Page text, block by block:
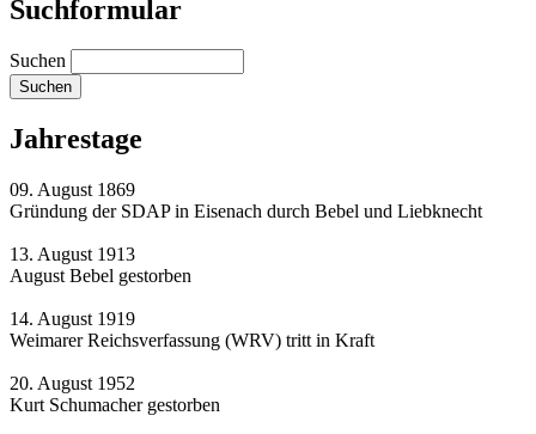
Suchformular
Suchen
Jahrestage
09. August 1869
Gründung der SDAP in Eisenach durch Bebel und Liebknecht
13. August 1913
August Bebel gestorben
14. August 1919
Weimarer Reichsverfassung (WRV) tritt in Kraft
20. August 1952
Kurt Schumacher gestorben